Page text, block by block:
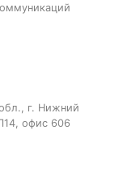
г. Нижний
офис 606